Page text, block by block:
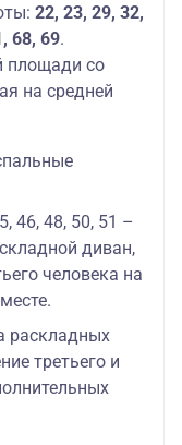
22, 23, 29, 32,
68, 69.
площади со
на средней
46, 48, 50, 51 –
диван,
человека на
раскладных
третьего и